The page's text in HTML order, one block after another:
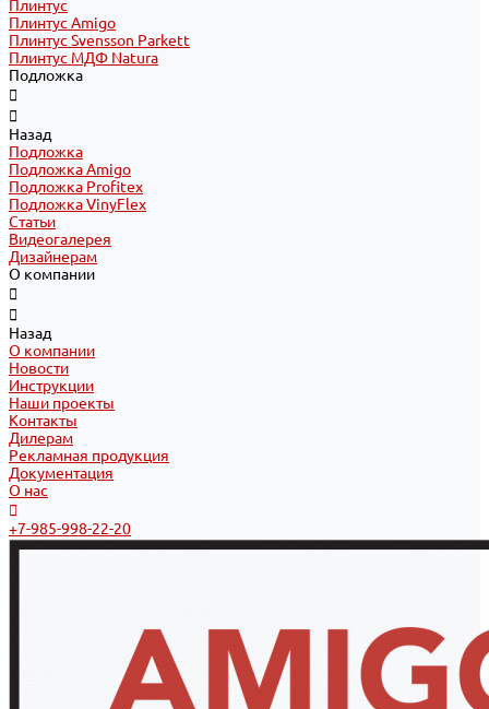
Плинтус
Плинтус Amigo
Плинтус Svensson Parkett
Плинтус МДФ Natura
Подложка
Назад
Подложка
Подложка Amigo
Подложка Profitex
Подложка VinyFlex
Статьи
Видеогалерея
Дизайнерам
О компании
Назад
О компании
Новости
Инструкции
Наши проекты
Контакты
Дилерам
Рекламная продукция
Документация
О нас
+7-985-998-22-20